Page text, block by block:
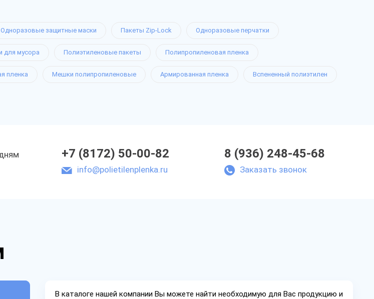
Одноразовые защитные маски Пакеты Zip-Lock Одноразовые перчатки
для мусора Полиэтиленовые пакеты Полипропиленовая пленка
пленка Мешки полипропиленовые Армированная пленка Вспененный полиэтилен
+7 (8172) 50-00-82
info@polietilenplenka.ru
8 (936) 248-45-68
Заказать звонок
В каталоге нашей компании Вы можете найти необходимую для Вас продукцию и